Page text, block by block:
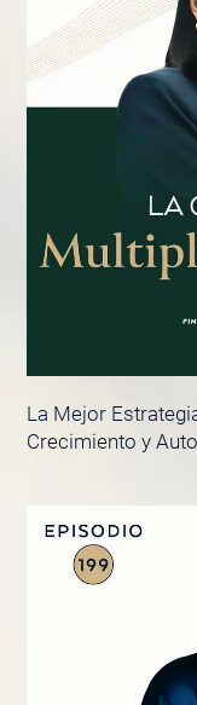
La Mejor
Crecimiento y